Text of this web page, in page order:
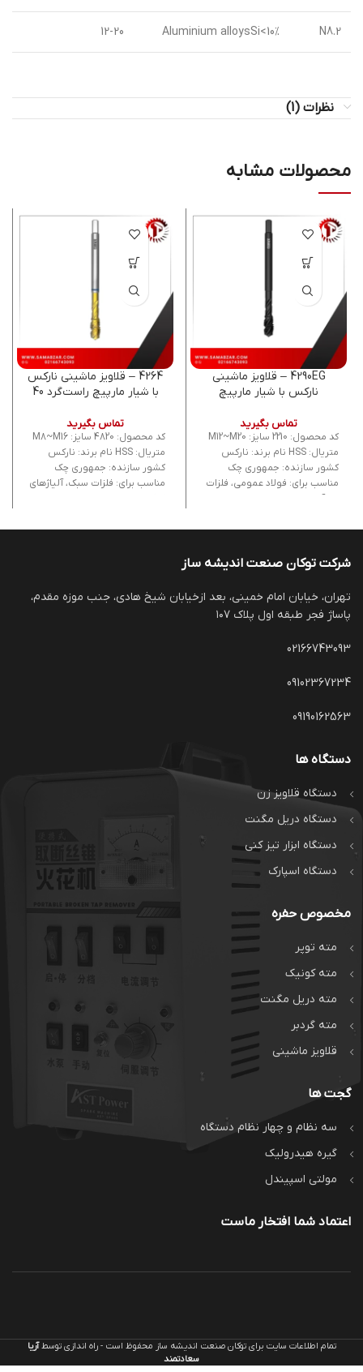
N8.2
Aluminium alloysSi<10%
12-20
نظرات (1)
محصولات مشابه
4290EG – قلاویز ماشینی
نارکس با شیار مارپیچ
تماس بگیرید
کد محصول: 2210 سایز: M12~M20
متریال: HSS نام برند: نارکس
کشور سازنده: جمهوری چک
مناسب برای: فولاد عمومی، فلزات
غیرآهنی
4264 – قلاویز ماشینی نارکس
با شیار مارپیچ راست‌گرد 40
تماس بگیرید
کد محصول: 4820 سایز: M8~M16
متریال: HSS نام برند: نارکس
کشور سازنده: جمهوری چک
مناسب برای: فلزات سبک، آلیاژهای
شرکت توکان صنعت اندیشه ساز
تهران، خیابان امام خمینی، بعد ازخیابان شیخ هادی، جنب موزه مقدم،
پاساژ فجر طبقه اول پلاک ۱۰۷
02166743093
09102367234
09190162563
دستگاه ها
دستگاه قلاویز زن
دستگاه دریل مگنت
دستگاه ابزار تیز کنی
دستگاه اسپارک
مخصوص حفره
مته توپر
مته کونیک
مته دریل مگنت
مته گردبر
قلاویز ماشینی
گجت ها
سه نظام و چهار نظام دستگاه
گیره هیدرولیک
مولتی اسپیندل
اعتماد شما افتخار ماست
تمام اطلاعات سایت برای توکان صنعت اندیشه ساز محفوظ است - راه اندازی توسطآریا
سعادتمند